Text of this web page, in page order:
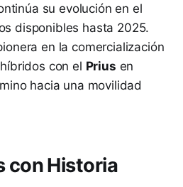
su evolución en el
disponibles hasta 2025.
en la comercialización
con el Prius en
hacia una movilidad
con Historia